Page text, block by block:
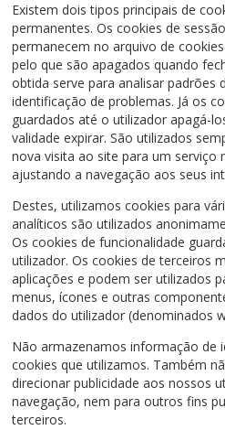
Existem dois tipos principais de
permanentes. Os cookies de
permanecem no arquivo de
pelo que são apagados quando
obtida serve para analisar padrões
identificação de problemas. Já os
guardados até o utilizador apagá-
validade expirar. São utilizados
nova visita ao site para um serviço
ajustando a navegação aos seus
Destes, utilizamos cookies para
analíticos são utilizados
Os cookies de funcionalidade
utilizador. Os cookies de terceiros
aplicações e podem ser utilizados
menus, ícones e outras
dados do utilizador (denominados
Não armazenamos informação de
cookies que utilizamos. Também
direcionar publicidade aos nossos
navegação, nem para outros fins
terceiros.